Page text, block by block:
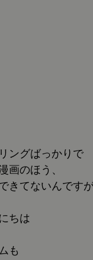
ングばっかりで
画のほう、
きてないんです
ちは
も